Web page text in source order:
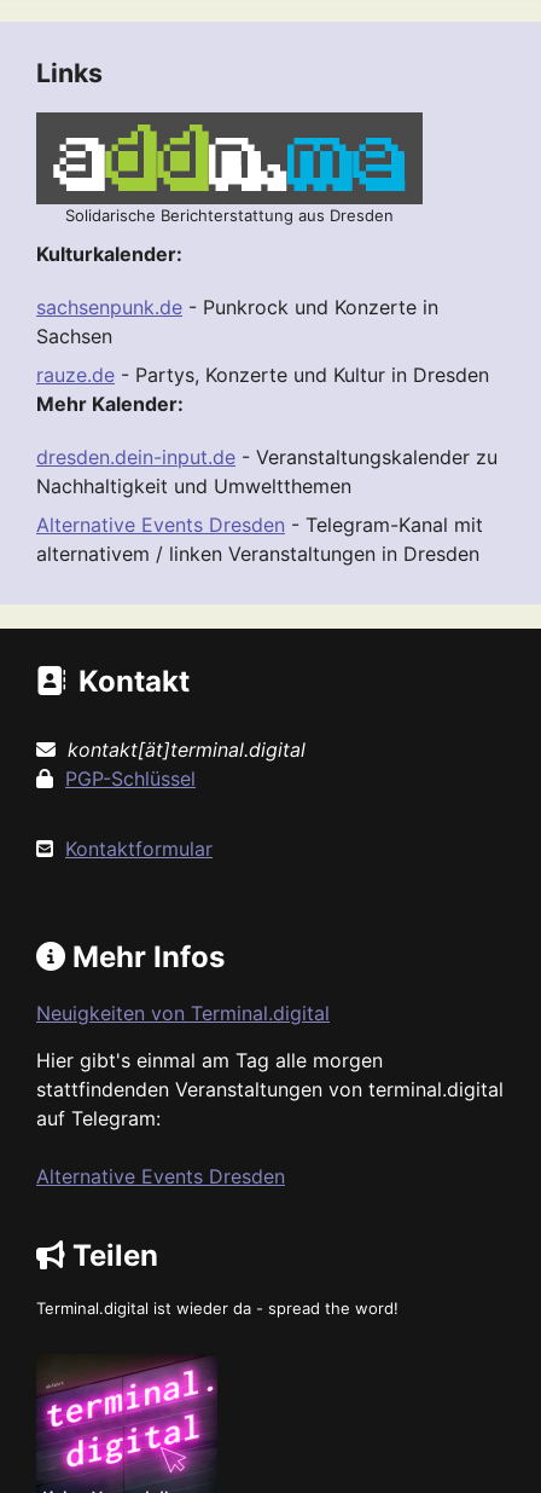
Links
Solidarische Berichterstattung aus Dresden
Kulturkalender:
sachsenpunk.de - Punkrock und Konzerte in
Sachsen
rauze.de - Partys, Konzerte und Kultur in Dresden
Mehr Kalender:
dresden.dein-input.de - Veranstaltungskalender zu
Nachhaltigkeit und Umweltthemen
Alternative Events Dresden - Telegram-Kanal mit
alternativem / linken Veranstaltungen in Dresden
Kontakt
kontakt[ät]terminal.digital
PGP-Schlüssel
Kontaktformular
Mehr Infos
Neuigkeiten von Terminal.digital
Hier gibt's einmal am Tag alle morgen
stattfindenden Veranstaltungen von terminal.digital
auf Telegram:
Alternative Events Dresden
Teilen
Terminal.digital ist wieder da - spread the word!